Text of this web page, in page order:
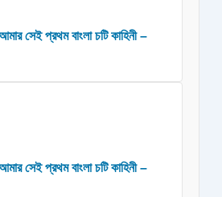
সেই প্রথম বাংলা চটি কাহিনী –
সেই প্রথম বাংলা চটি কাহিনী –